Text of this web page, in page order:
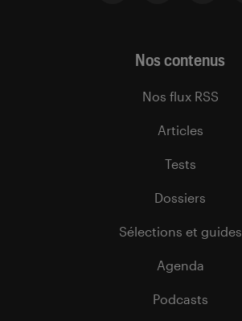
Nos contenus
Nos flux RSS
Articles
Tests
Dossiers
Sélections et guides
Agenda
Podcasts